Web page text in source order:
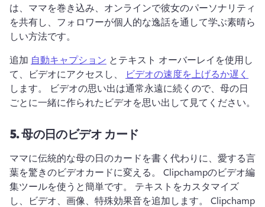
は、ママを巻き込み、オンラインで彼女のパーソナリティ
を共有し、フォロワーが個人的な逸話を通して学ぶ素晴ら
しい方法です。
追加 自動キャプション とテキスト オーバーレイを使用し
て、ビデオにアクセスし、
ビデオの速度を上げるか遅く
します。
ビデオの思い出は通常永遠に続くので、母の日
ごとに一緒に作られたビデオを思い出して見てください。
5.母の日のビデオ カード
ママに伝統的な母の日のカードを書く代わりに、愛する言
葉を驚きのビデオカードに変える。 Clipchampのビデオ編
集ツールを使うと簡単です。 テキストをカスタマイズ
し、ビデオ、画像、特殊効果音を追加します。 Clipchamp